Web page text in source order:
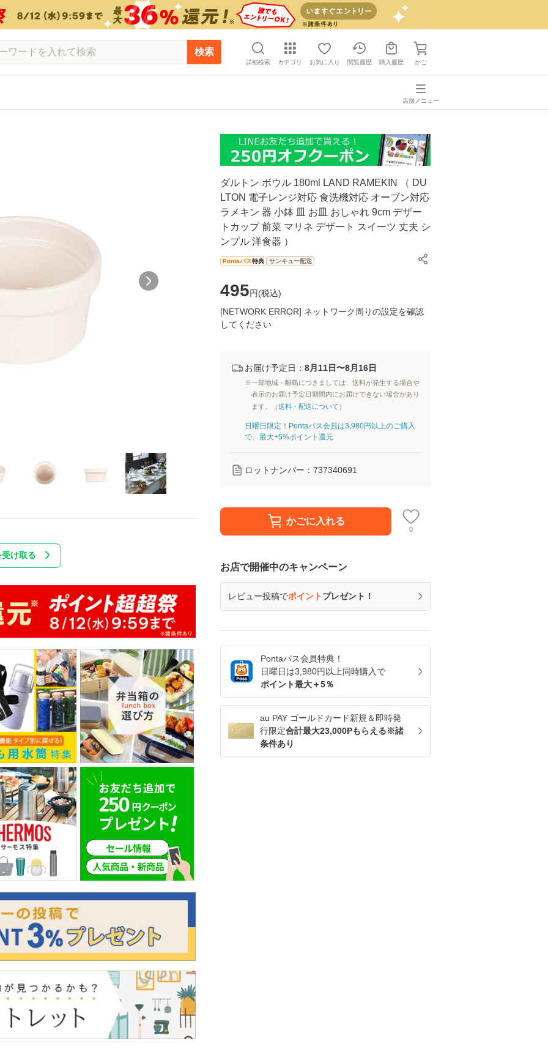
検索
詳細検索 カテゴリ お気に入り 閲覧履歴 購入履歴 かご
店舗メニュー
ダルトン ボウル 180ml LAND RAMEKIN （ DU
LTON 電子レンジ対応 食洗機対応 オーブン対応
ラメキン 器 小鉢 皿 お皿 おしゃれ 9cm デザー
トカップ 前菜 マリネ デザート スイーツ 丈夫 シ
ンプル 洋食器 ）
Pontaパス特典 サンキュー配送
495円(税込)
[NETWORK ERROR] ネットワーク周りの設定を確認
してください
お届け予定日： 8月11日〜8月16日
※一部地域・離島につきましては、送料が発生する場合や
表示のお届け予定日期間内にお届けできない場合があり
ます。（送料・配送について ）
日曜日限定！Pontaパス会員は3,980円以上のご購入
で、最大+5%ポイント還元
ロットナンバー： 737340691
かごに入れる
0
お店で開催中のキャンペーン
レビュー投稿でポイントプレゼント！
Pontaパス会員特典！
日曜日は3,980円以上同時購入で
ポイント最大＋5％
au PAY ゴールドカード新規＆即時発
行限定合計最大23,000Pもらえる※諸
条件あり
け取る